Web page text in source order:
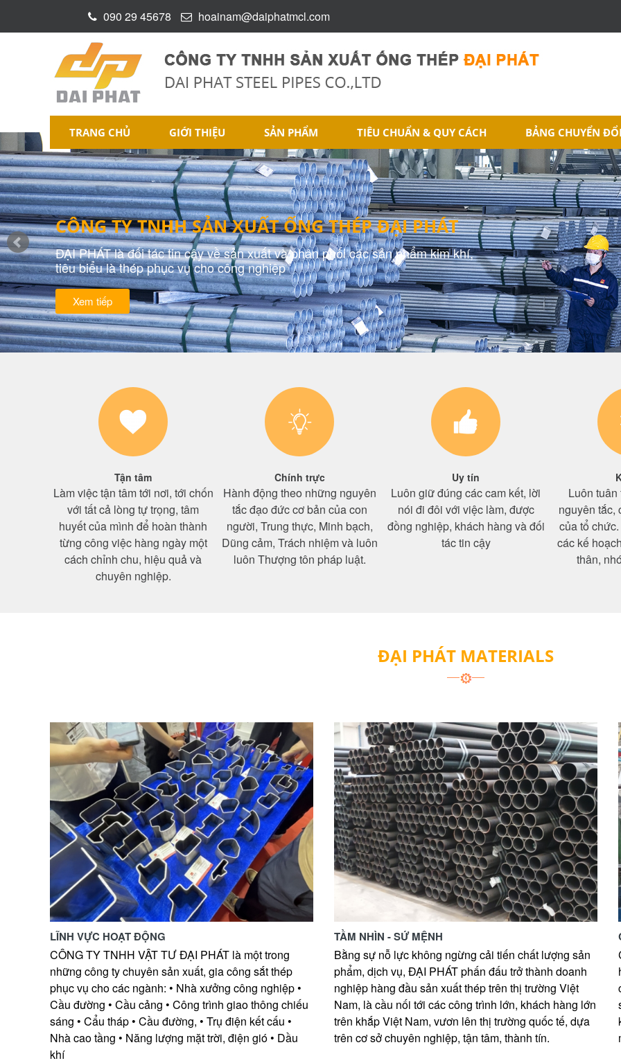
090 29 45678 hoainam@daiphatmcl.com
TRANG CHỦ GIỚI THIỆU SẢN PHẨM TIÊU CHUẨN & QUY CÁCH BẢNG CHUYỂN
CÔNG TY TNHH SẢN XUẤT ỐNG THÉP ĐẠI PHÁT
ĐẠI PHÁT là đối tác tin cậy về sản xuất và phân phối các sản phẩm kim khí,
tiêu biểu là thép phục vụ cho công nghiệp
Xem tiếp
Tận tâm
Làm việc tận tâm tới nơi, tới chốn
với tất cả lòng tự trọng, tâm
huyết của mình để hoàn thành
từng công việc hàng ngày một
cách chỉnh chu, hiệu quả và
chuyên nghiệp.
Chính trực
Hành động theo những nguyên
tắc đạo đức cơ bản của con
người, Trung thực, Minh bạch,
Dũng cảm, Trách nhiệm và luôn
luôn Thượng tôn pháp luật.
Uy tín
Luôn giữ đúng các cam kết, lời
nói đi đôi với việc làm, được
đồng nghiệp, khách hàng và đối
tác tin cậy
Luôn tuân
nguyên tắc,
của tổ
các kế
thân,
ĐẠI PHÁT MATERIALS
LĨNH VỰC HOẠT ĐỘNG
CÔNG TY TNHH VẬT TƯ ĐẠI PHÁT là một trong
những công ty chuyên sản xuất, gia công sắt thép
phục vụ cho các ngành: • Nhà xưởng công nghiệp •
Cầu đường • Cầu cảng • Công trình giao thông chiếu
sáng • Cẩu tháp • Cầu đường, • Trụ điện kết cấu •
Nhà cao tầng • Năng lượng mặt trời, điện gió • Dầu
khí
TẦM NHÌN - SỨ MỆNH
Bằng sự nỗ lực không ngừng cải tiến chất lượng sản
phẩm, dịch vụ, ĐẠI PHÁT phấn đấu trở thành doanh
nghiệp hàng đầu sản xuất thép trên thị trường Việt
Nam, là cầu nối tới các công trình lớn, khách hàng lớn
trên khắp Việt Nam, vươn lên thị trường quốc tế, dựa
trên cơ sở chuyên nghiệp, tận tâm, thành tín.